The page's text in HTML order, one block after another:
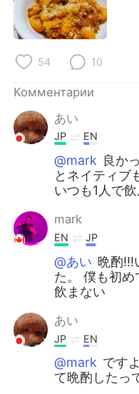
한국어
Indonesia
Português
54 10
Комментарии
あい
JP EN
@mark 良か
とネイティブ
いつも1人で
mark
EN JP
@あい 晩酌
た。 僕も初
飲まない
あい
JP EN
@mark です
て晩酌したっ